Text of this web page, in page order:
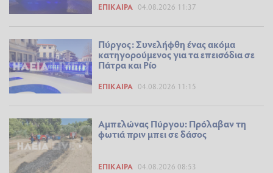
ΕΠΊΚΑΙΡΑ 04.08.2026 11:37
Πύργος: Συνελήφθη ένας ακόμα
κατηγορούμενος για τα επεισόδια σε
Πάτρα και Ρίο
ΕΠΊΚΑΙΡΑ 04.08.2026 11:15
Αμπελώνας Πύργου: Πρόλαβαν τη
φωτιά πριν μπει σε δάσος
ΕΠΊΚΑΙΡΑ 04.08.2026 08:53